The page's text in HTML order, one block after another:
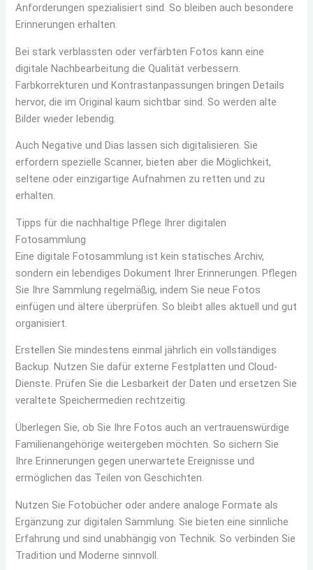
Anforderungen spezialisiert sind. So bleiben auch besondere
Erinnerungen erhalten.
Bei stark verblassten oder verfärbten Fotos kann eine
digitale Nachbearbeitung die Qualität verbessern.
Farbkorrekturen und Kontrastanpassungen bringen Details
hervor, die im Original kaum sichtbar sind. So werden alte
Bilder wieder lebendig.
Auch Negative und Dias lassen sich digitalisieren. Sie
erfordern spezielle Scanner, bieten aber die Möglichkeit,
seltene oder einzigartige Aufnahmen zu retten und zu
erhalten.
Tipps für die nachhaltige Pflege Ihrer digitalen
Fotosammlung
Eine digitale Fotosammlung ist kein statisches Archiv,
sondern ein lebendiges Dokument Ihrer Erinnerungen. Pflegen
Sie Ihre Sammlung regelmäßig, indem Sie neue Fotos
einfügen und ältere überprüfen. So bleibt alles aktuell und gut
organisiert.
Erstellen Sie mindestens einmal jährlich ein vollständiges
Backup. Nutzen Sie dafür externe Festplatten und Cloud-
Dienste. Prüfen Sie die Lesbarkeit der Daten und ersetzen Sie
veraltete Speichermedien rechtzeitig.
Überlegen Sie, ob Sie Ihre Fotos auch an vertrauenswürdige
Familienangehörige weitergeben möchten. So sichern Sie
Ihre Erinnerungen gegen unerwartete Ereignisse und
ermöglichen das Teilen von Geschichten.
Nutzen Sie Fotobücher oder andere analoge Formate als
Ergänzung zur digitalen Sammlung. Sie bieten eine sinnliche
Erfahrung und sind unabhängig von Technik. So verbinden Sie
Tradition und Moderne sinnvoll.